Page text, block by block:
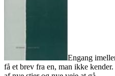
Engang
få et brev fra en, man ikke